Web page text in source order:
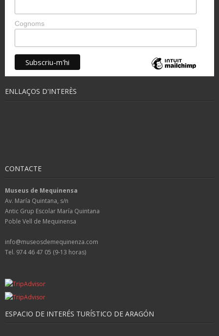
Cognoms
ENLLAÇOS D'INTERÈS
CONTACTE
Museus de Mequinensa
Av. María Quintana, s/n
Antic Grup Escolar María Quintana
Poble Vell de Mequinensa
info@museosdemequinenza.com
Tel. 974 46 47 05 (9-13 horas)
ESPACIO DE INTERÉS TURÍSTICO DE ARAGÓN